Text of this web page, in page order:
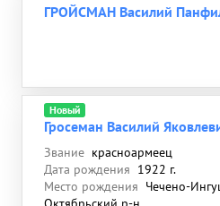
ГРОЙСМАН Василий
Новый
Гросеман Василий
Звание красноармеец
Дата рождения 1922 г.
Место рождения Чечено-